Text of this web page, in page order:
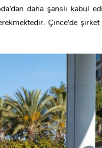
daha şanslı kabul
Çince’de